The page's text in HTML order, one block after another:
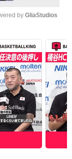
by GliaStudios